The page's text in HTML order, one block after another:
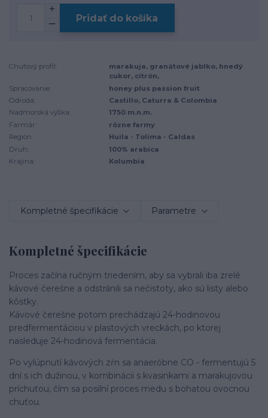
Pridať do košíka
Chuťový profil:
marakuja, granátové jablko, hnedý
cukor, citrón,
Spracovanie:
honey plus passion fruit
Odroda:
Castillo, Caturra & Colombia
Nadmorská výška:
1750 m.n.m.
Farmár:
rôzne farmy
Región:
Huila - Tolima - Caldas
Druh:
100% arabica
Krajina:
Kolumbia
Kompletné špecifikácie Parametre
Kompletné špecifikácie
Proces začína ručným triedením, aby sa vybrali iba zrelé
kávové čerešne a odstránili sa nečistoty, ako sú listy alebo
kôstky.
Kávové čerešne potom prechádzajú 24-hodinovou
predfermentáciou v plastových vreckách, po ktorej
nasleduje 24-hodinová fermentácia.
Po vylúpnutí kávových zŕn sa anaeróbne CO - fermentujú 5
dní s ich dužinou, v kombinácii s kvasinkami a marakujovou
príchuťou, čím sa posilní proces medu s bohatou ovocnou
chuťou.